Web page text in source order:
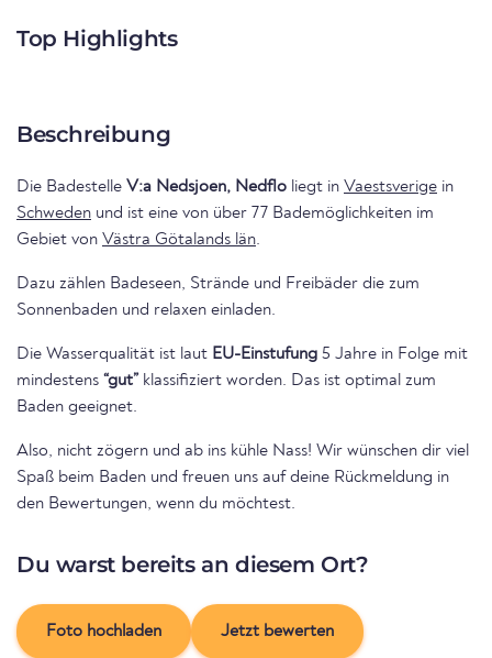
Top Highlights
Beschreibung
Die Badestelle V:a Nedsjoen, Nedflo liegt in Vaestsverige in
Schweden und ist eine von über 77 Bademöglichkeiten im
Gebiet von Västra Götalands län.
Dazu zählen Badeseen, Strände und Freibäder die zum
Sonnenbaden und relaxen einladen.
Die Wasserqualität ist laut EU-Einstufung 5 Jahre in Folge mit
mindestens “gut” klassifiziert worden. Das ist optimal zum
Baden geeignet.
Also, nicht zögern und ab ins kühle Nass! Wir wünschen dir viel
Spaß beim Baden und freuen uns auf deine Rückmeldung in
den Bewertungen, wenn du möchtest.
Du warst bereits an diesem Ort?
Foto hochladen Jetzt bewerten